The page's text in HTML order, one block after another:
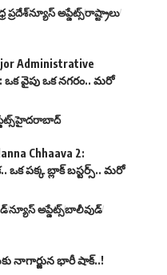
ప్రదేశ్న్యూస్ అప్డేట్స్రాష్ట్రాలు
Administrative
ఒక వైపు ఒక నగరం.. మరో
హైదరాబాద్
Chhaava 2:
ఒక పక్క బ్లాక్ బస్టర్స్.. మరో
న్యూస్ అప్డేట్స్బాలీవుడ్
నాగార్జున భారీ షాక్..!